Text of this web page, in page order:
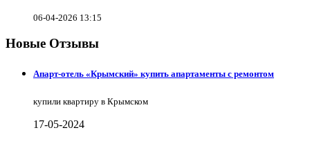
06-04-2026 13:15
Новые Отзывы
Апарт-отель «Крымский» купить апартаменты с ремонтом
купили квартиру в Крымском
17-05-2024